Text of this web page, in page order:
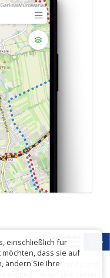
support of Lesser Poland
"Hospitable Lesser
einschließlich für
dass sie auf
ändern Sie Ihre